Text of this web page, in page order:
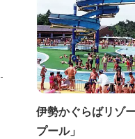
伊勢かぐらばリゾ
プール」